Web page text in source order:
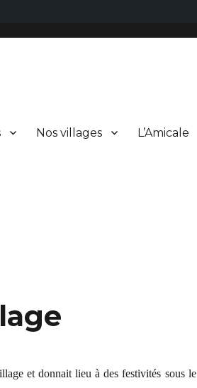
Nos villages L’Amicale
et donnait lieu à des festivités sous le